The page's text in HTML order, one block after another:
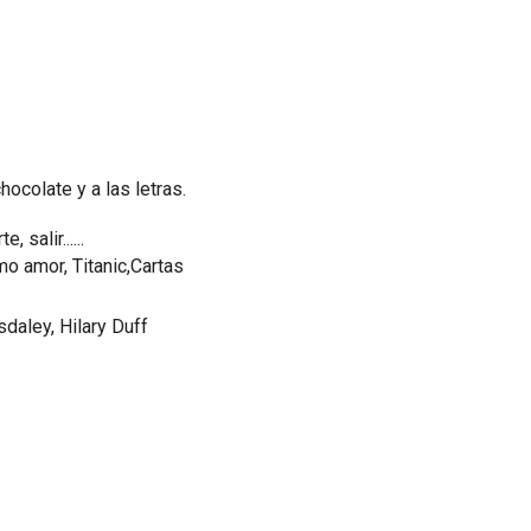
y a las letras.
salir......
amor, Titanic,Cartas
Hilary Duff